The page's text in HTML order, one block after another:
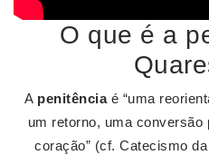
O que é a
A penitênciaé “uma
um retorno, uma
coração” (cf. Catecismo